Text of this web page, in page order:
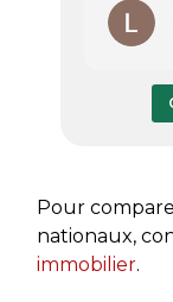
Pour
nationaux,
immobilier.